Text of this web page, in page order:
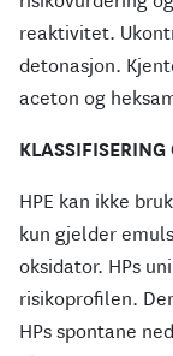
reaktivitet.
detonasjon.
aceton og
HPE kan ikke
kun gjelder
oksidator. HPs
risikoprofilen.
HPs spontane